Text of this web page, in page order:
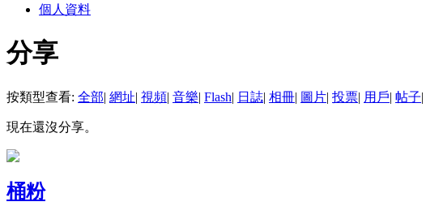
個人資料
分享
按類型查看: 全部| 網址| 視頻| 音樂| Flash| 日誌| 相冊| 圖片| 投票| 用戶| 帖子|
現在還沒分享。
桶粉